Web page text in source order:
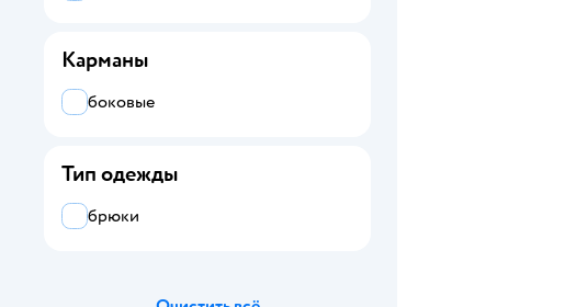
Карманы
боковые
Тип одежды
брюки